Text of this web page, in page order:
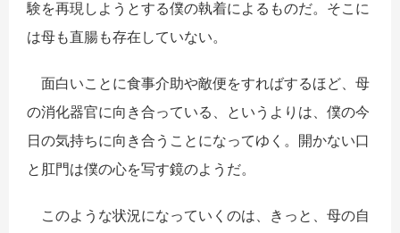
験を再現しようとする僕の執着によるものだ。そこに
は母も直腸も存在していない。
面白いことに食事介助や敵便をすればするほど、母
の消化器官に向き合っている、というよりは、僕の今
日の気持ちに向き合うことになってゆく。開かない口
と肛門は僕の心を写す鏡のようだ。
このような状況になっていくのは、きっと、母の自